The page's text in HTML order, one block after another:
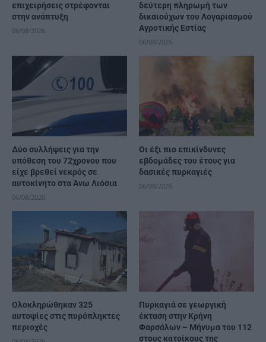
επιχειρήσεις στρέφονται
στην ανάπτυξη
06/08/2026
δεύτερη πληρωμή των
δικαιούχων του Λογαριασμού
Αγροτικής Εστίας
06/08/2026
Δύο συλλήψεις για την
υπόθεση του 72χρονου που
είχε βρεθεί νεκρός σε
αυτοκίνητο στα Άνω Λιόσια
06/08/2026
Οι έξι πιο επικίνδυνες
εβδομάδες του έτους για
δασικές πυρκαγιές
06/08/2026
Ολοκληρώθηκαν 325
αυτοψίες στις πυρόπληκτες
περιοχές
Πυρκαγιά σε γεωργική
έκταση στην Κρήνη
Φαρσάλων – Μήνυμα του 112
στους κατοίκους της